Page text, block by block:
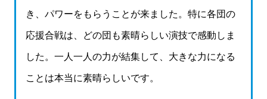
き、パワーをもらうことが来ました。特に各団の
応援合戦は、どの団も素晴らしい演技で感動しま
した。一人一人の力が結集して、大きな力になる
ことは本当に素晴らしいです。